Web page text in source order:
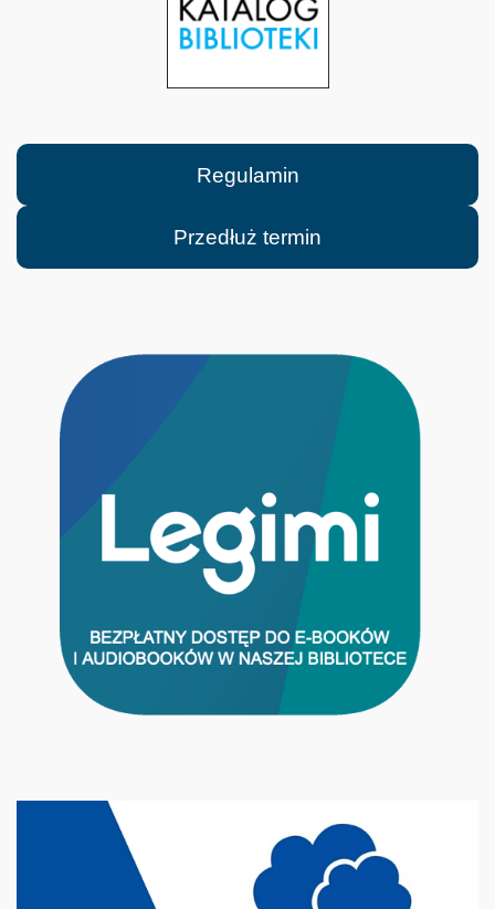
Regulamin
Przedłuż termin